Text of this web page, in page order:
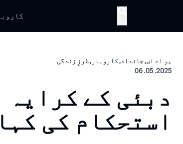
یو اے ای, جائداد, کاروبار, طرزِ زندگی
2025. 05. 06
دبئی کے کرایہ
استحکام کی